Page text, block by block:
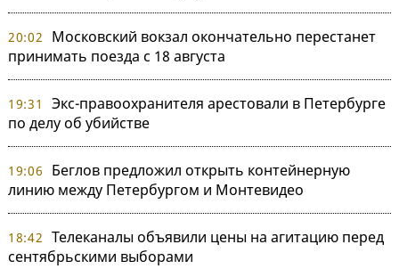
20:02
Московский вокзал окончательно перестанет
принимать поезда с 18 августа
19:31
Экс-правоохранителя арестовали в Петербурге
по делу об убийстве
19:06
Беглов предложил открыть контейнерную
линию между Петербургом и Монтевидео
18:42 Телеканалы объявили цены на агитацию перед
сентябрьскими выборами